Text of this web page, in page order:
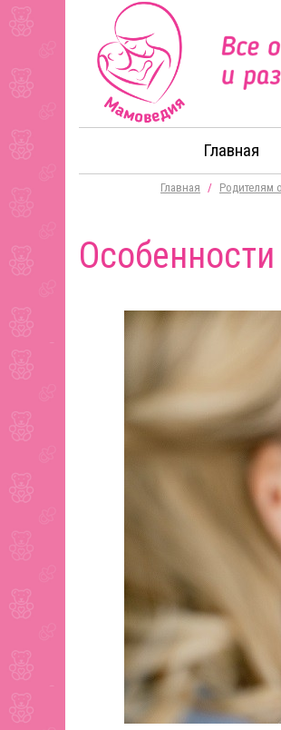
Главная
Главная / Родителям